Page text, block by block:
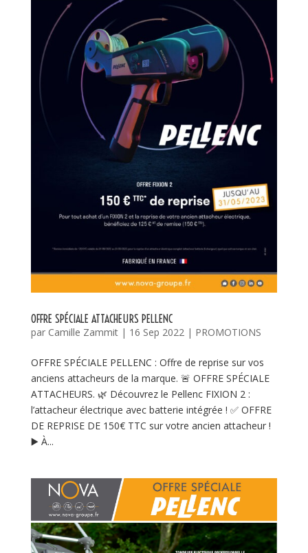
OFFRE SPÉCIALE ATTACHEURS PELLENC
par Camille Zammit| 16 Sep 2022| PROMOTIONS
OFFRE SPÉCIALE PELLENC : Offre de reprise sur vos
anciens attacheurs de la marque. 🚨 OFFRE SPÉCIALE
ATTACHEURS. 🌿 Découvrez le Pellenc FIXION 2 :
l’attacheur électrique avec batterie intégrée ! ✅ OFFRE
DE REPRISE DE 150€ TTC sur votre ancien attacheur !
▶️ À...